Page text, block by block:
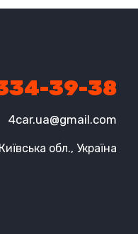
39-38
4car.ua@gmail.com
обл., Україна